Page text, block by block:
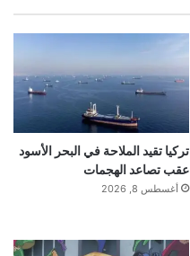
تركيا تقيد الملاحة في البحر الأسود
عقب تصاعد الهجمات
أغسطس 8, 2026